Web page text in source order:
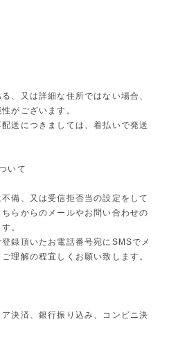
、又は詳細な住所ではない場合、
がございます。
送につきましては、着払いで発送
いて
備、又は受信拒否当の設定をして
らからのメールやお問い合わせの
。
録頂いたお電話番号宛にSMSでメ
理解の程宜しくお願い致します。
決済、銀行振り込み、コンビニ決